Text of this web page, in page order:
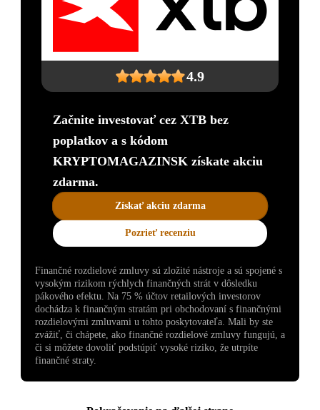
4.9
Začnite investovať cez XTB bez
poplatkov a s kódom
KRYPTOMAGAZINSK získate akciu
zdarma.
Získať akciu zdarma
Pozrieť recenziu
Finančné rozdielové zmluvy sú zložité nástroje a sú spojené s
vysokým rizikom rýchlych finančných strát v dôsledku
pákového efektu. Na 75 % účtov retailových investorov
dochádza k finančným stratám pri obchodovaní s finančnými
rozdielovými zmluvami u tohto poskytovateľa. Mali by ste
zvážiť, či chápete, ako finančné rozdielové zmluvy fungujú, a
či si môžete dovoliť podstúpiť vysoké riziko, že utrpíte
finančné straty.